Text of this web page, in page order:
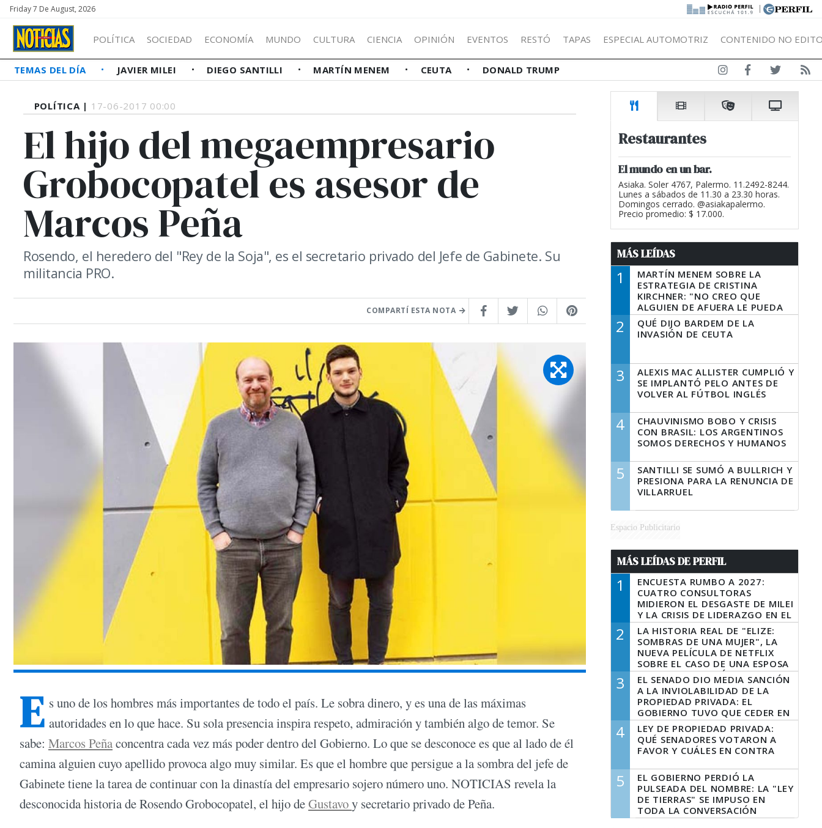
Friday 7 De August, 2026 |
POLÍTICA SOCIEDAD ECONOMÍA MUNDO CULTURA CIENCIA OPINIÓN EVENTOS RESTÓ TAPAS ESPECIAL AUTOMOTRIZ CONTENIDO NO
TEMAS DEL DÍA JAVIER MILEI DIEGO SANTILLI MARTÍN MENEM CEUTA DONALD TRUMP
POLÍTICA | 17-06-2017 00:00
El hijo del megaempresario
Grobocopatel es asesor de
Marcos Peña
Rosendo, el heredero del "Rey de la Soja", es el secretario privado del Jefe de Gabinete. Su
militancia PRO.
COMPARTÍ ESTA NOTA
E s uno de los hombres más importantes de todo el país. Le sobra dinero, y es una de las máximas
autoridades en lo que hace. Su sola presencia inspira respeto, admiración y también algo de temor. Se
sabe: Marcos Peñaconcentra cada vez más poder dentro del Gobierno. Lo que se desconoce es que al lado de él
camina alguien cuyo apellido provoca algo muy similar. Es que el hombre que persigue a la sombra del jefe de
Gabinete tiene la tarea de continuar con la dinastía del empresario sojero número uno. NOTICIAS revela la
desconocida historia de Rosendo Grobocopatel, el hijo deGustavoy secretario privado de Peña.
Restaurantes
El mundo en un bar.
Asiaka. Soler 4767, Palermo. 11.2492-8244.
Lunes a sábados de 11.30 a 23.30 horas.
Domingos cerrado. @asiakapalermo.
Precio promedio: $ 17.000.
MÁS LEÍDAS
1
MARTÍN MENEM SOBRE LA
ESTRATEGIA DE CRISTINA
KIRCHNER: "NO CREO QUE
ALGUIEN DE AFUERA LE PUEDA
DECIR A LA JUSTICIA LO QUE
TIENE QUE HACER"
2
QUÉ DIJO BARDEM DE LA
INVASIÓN DE CEUTA
3
ALEXIS MAC ALLISTER CUMPLIÓ Y
SE IMPLANTÓ PELO ANTES DE
VOLVER AL FÚTBOL INGLÉS
4
CHAUVINISMO BOBO Y CRISIS
CON BRASIL: LOS ARGENTINOS
SOMOS DERECHOS Y HUMANOS
5
SANTILLI SE SUMÓ A BULLRICH Y
PRESIONA PARA LA RENUNCIA DE
VILLARRUEL
Espacio Publicitario
MÁS LEÍDAS DE PERFIL
1
ENCUESTA RUMBO A 2027:
CUATRO CONSULTORAS
MIDIERON EL DESGASTE DE MILEI
Y LA CRISIS DE LIDERAZGO EN EL
PERONISMO
2
LA HISTORIA REAL DE "ELIZE:
SOMBRAS DE UNA MUJER", LA
NUEVA PELÍCULA DE NETFLIX
SOBRE EL CASO DE UNA ESPOSA
QUE DESCUARTIZÓ A SU
MARIDO
3
EL SENADO DIO MEDIA SANCIÓN
A LA INVIOLABILIDAD DE LA
PROPIEDAD PRIVADA: EL
GOBIERNO TUVO QUE CEDER EN
LA LEY DEL MANEJO DEL FUEGO
4
LEY DE PROPIEDAD PRIVADA:
QUÉ SENADORES VOTARON A
FAVOR Y CUÁLES EN CONTRA
5
EL GOBIERNO PERDIÓ LA
PULSEADA DEL NOMBRE: LA "LEY
DE TIERRAS" SE IMPUSO EN
TODA LA CONVERSACIÓN
DIGITAL